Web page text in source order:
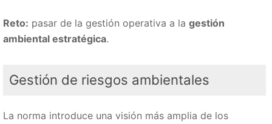
Reto: pasar de la gestión operativa a la gestión
ambiental estratégica.
Gestión de riesgos ambientales
La norma introduce una visión más amplia de los